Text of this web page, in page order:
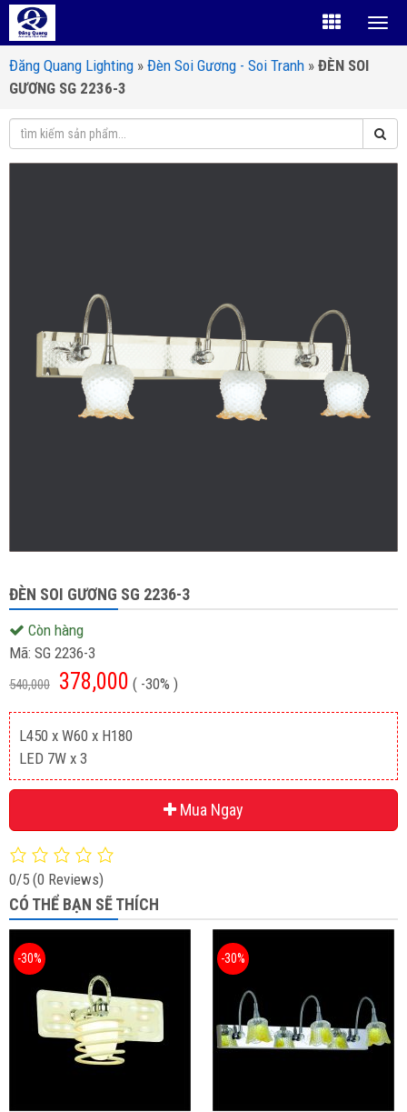
Đăng Quang Lighting » Đèn Soi Gương - Soi Tranh » ĐÈN SOI
GƯƠNG SG 2236-3
ĐÈN SOI GƯƠNG SG 2236-3
Còn hàng
Mã: SG 2236-3
540,000 378,000 ( -30% )
L450 x W60 x H180
LED 7W x 3
Mua Ngay
0/5 (0 Reviews)
CÓ THỂ BẠN SẼ THÍCH
-30% -30%